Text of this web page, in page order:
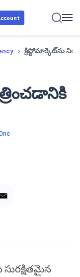
› క్రిప్టోమార్కెట్‌ను
సురక్షితమైన